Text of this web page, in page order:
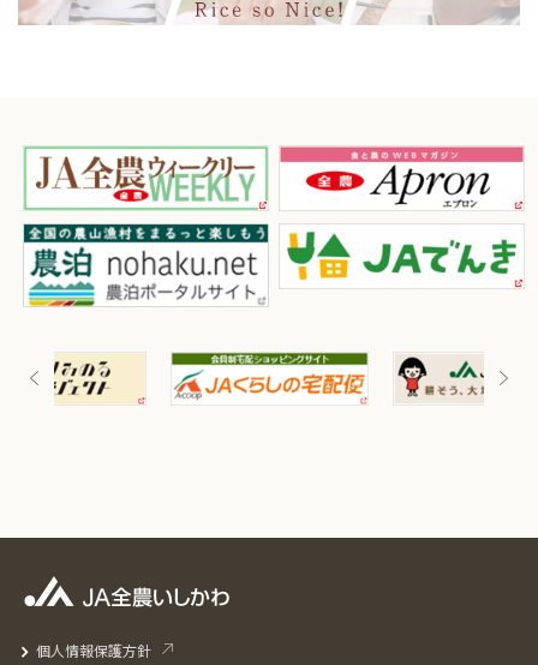
個人情報保護方針